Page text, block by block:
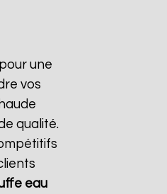
une
vos
qualité.
eau